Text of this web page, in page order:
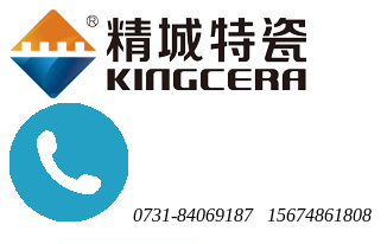
0731-84069187 15674861808